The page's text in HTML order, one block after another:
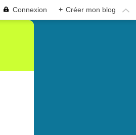
Connexion + Créer mon blog